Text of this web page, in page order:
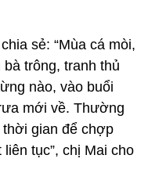
sẻ: “Mùa cá mòi,
trông, tranh thủ
nào, vào buổi
mới về. Thường
thời gian để chợp
tục”, chị Mai cho